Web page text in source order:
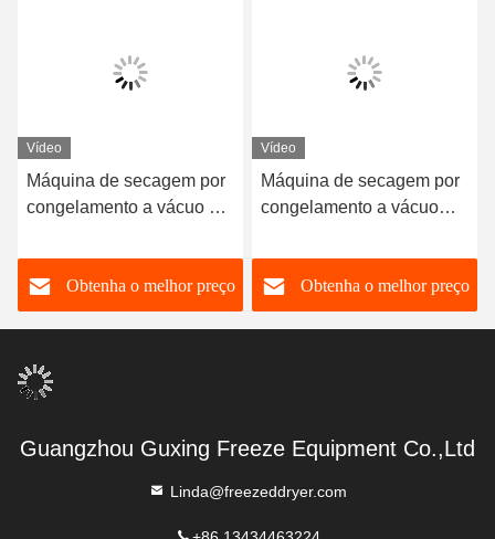
Vídeo
Máquina de secagem por
congelamento a vácuo de
alimentos 100 kg/ lote
Obtenha o melhor preço
Vídeo
Máquina de secagem por
congelamento a vácuo
eléctrico de alimentos
-40C-80CObtenha o melhor preço
Guangzhou Guxing Freeze Equipment Co.,Ltd
Linda@freezeddryer.com